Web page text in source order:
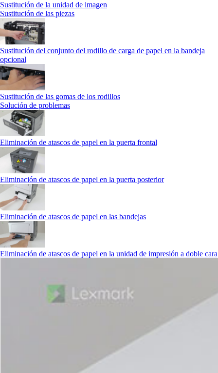
Sustitución de la unidad de imagen
Sustitución de las piezas
Sustitución del conjunto del rodillo de carga de papel en la bandeja
opcional
Sustitución de las gomas de los rodillos
Solución de problemas
Eliminación de atascos de papel en la puerta frontal
Eliminación de atascos de papel en la puerta posterior
Eliminación de atascos de papel en las bandejas
Eliminación de atascos de papel en la unidad de impresión a doble cara